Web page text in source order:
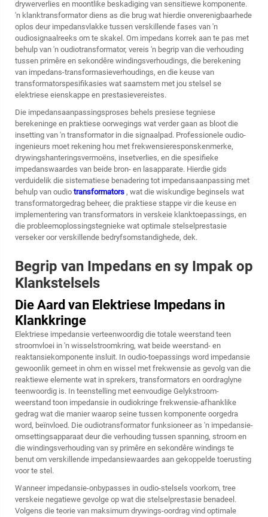
drywerverlies en moontlike beskadiging van sensitiewe komponente.
'n klanktransformatordiens as die brug wat hierdie onverenigbaarhede
oplos deur impedansvlakke tussen verskillende fases van 'n
oudiosignaalreeks om te skakel. Om impedans korrek aan te pas met
behulp van 'n oudiotransformator, vereis 'n begrip van die verhouding
tussen primêre en sekondêre windingsverhoudings, die berekening
van impedans-transformasieverhoudings, en die keuse van
transformatorspesifikasies wat saamstem met jou stelsel se
elektriese eienskappe en prestasievereistes.
Die impedansaanpassingsproses behels presiese tegniese
berekeninge en praktiese oorwegings wat verder gaan as bloot die
insetting van 'n transformator in die signaalpad. Professionele oudio-
ingenieurs moet rekening hou met frekwensieresponskenmerke,
drywingshanteringsvermoëns, insetverlies, en die spesifieke
impedanswaardes van beide bron- en lasapparate. Hierdie gids
verduidelik die sistematiese benadering tot impedansaanpassing met
behulp van oudio transformators , wat die wiskundige beginsels wat
transformatorgedrag beheer, die praktiese stappe vir die keuse en
implementering van transformators in verskeie klanktoepassings, en
die probleemoplossingstegnieke wat optimale stelselprestasie
verseker oor verskillende bedryfsomstandighede, dek.
Begrip van Impedans en sy Impak op
Klankstelsels
Die Aard van Elektriese Impedans in
Klankkringe
Elektriese impedansie verteenwoordig die totale weerstand teen
stroomvloei in 'n wisselstroomkring, wat beide weerstand- en
reaktansiekomponente insluit. In oudio-toepassings word impedansie
gewoonlik gemeet in ohm en wissel met frekwensie as gevolg van die
reaktiewe elemente wat in sprekers, transformators en oordraglyne
teenwoordig is. In teenstelling met eenvoudige Gelykstroom-
weerstand toon impedansie in oudiokringe frekwensie-afhanklike
gedrag wat die manier waarop seine tussen komponente oorgedra
word, beïnvloed. Die oudiotransformator funksioneer as 'n impedansie-
omsettingsapparaat deur die verhouding tussen spanning, stroom en
die windingsverhouding van sy primêre en sekondêre windings te
benut om verskillende impedansiewaardes aan gekoppelde toerusting
voor te stel.
Wanneer impedansie-onbypasses in oudio-stelsels voorkom, tree
verskeie negatiewe gevolge op wat die stelselprestasie benadeel.
Volgens die teorie van maksimum drywings-oordrag vind optimale